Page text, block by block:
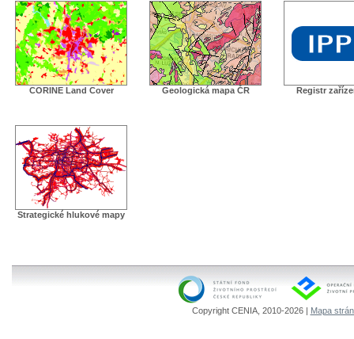
CORINE Land Cover Geologická mapa ČR Registr
Strategické hlukové mapy
Copyright CENIA, 2010-2026 | Mapa